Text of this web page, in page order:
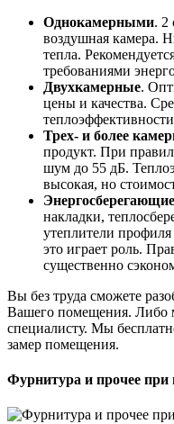
Однокамерными. 2
воздушная камера.
тепла.
требованиями
Двухкамерные.
цены и качества.
Трех- и более
продукт. При
шум до 55 дБ.
высокая, но
накладки,
утеплители
это играет роль.
существенно
Вы без труда сможете
Вашего помещения. Либо
специалисту. Мы
замер помещения.
Фурнитура и прочее при